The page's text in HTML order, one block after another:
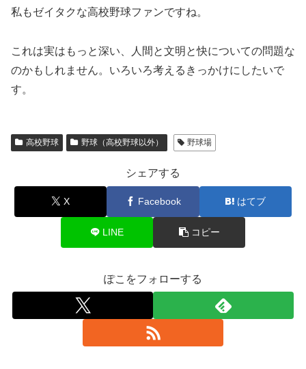
私もゼイタクな高校野球ファンですね。
これは実はもっと深い、人間と文明と快についての問題な
のかもしれません。いろいろ考えるきっかけにしたいで
す。
高校野球 野球（高校野球以外） 野球場
シェアする
X Facebook はてブ
LINE コピー
ぽこをフォローする